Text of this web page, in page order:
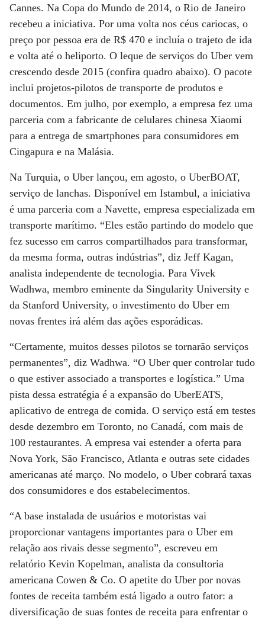
Cannes. Na Copa do Mundo de 2014, o Rio de Janeiro
recebeu a iniciativa. Por uma volta nos céus cariocas, o
preço por pessoa era de R$ 470 e incluía o trajeto de ida
e volta até o heliporto. O leque de serviços do Uber vem
crescendo desde 2015 (confira quadro abaixo). O pacote
inclui projetos-pilotos de transporte de produtos e
documentos. Em julho, por exemplo, a empresa fez uma
parceria com a fabricante de celulares chinesa Xiaomi
para a entrega de smartphones para consumidores em
Cingapura e na Malásia.
Na Turquia, o Uber lançou, em agosto, o UberBOAT,
serviço de lanchas. Disponível em Istambul, a iniciativa
é uma parceria com a Navette, empresa especializada em
transporte marítimo. “Eles estão partindo do modelo que
fez sucesso em carros compartilhados para transformar,
da mesma forma, outras indústrias”, diz Jeff Kagan,
analista independente de tecnologia. Para Vivek
Wadhwa, membro eminente da Singularity University e
da Stanford University, o investimento do Uber em
novas frentes irá além das ações esporádicas.
“Certamente, muitos desses pilotos se tornarão serviços
permanentes”, diz Wadhwa. “O Uber quer controlar tudo
o que estiver associado a transportes e logística.” Uma
pista dessa estratégia é a expansão do UberEATS,
aplicativo de entrega de comida. O serviço está em testes
desde dezembro em Toronto, no Canadá, com mais de
100 restaurantes. A empresa vai estender a oferta para
Nova York, São Francisco, Atlanta e outras sete cidades
americanas até março. No modelo, o Uber cobrará taxas
dos consumidores e dos estabelecimentos.
“A base instalada de usuários e motoristas vai
proporcionar vantagens importantes para o Uber em
relação aos rivais desse segmento”, escreveu em
relatório Kevin Kopelman, analista da consultoria
americana Cowen & Co. O apetite do Uber por novas
fontes de receita também está ligado a outro fator: a
diversificação de suas fontes de receita para enfrentar o